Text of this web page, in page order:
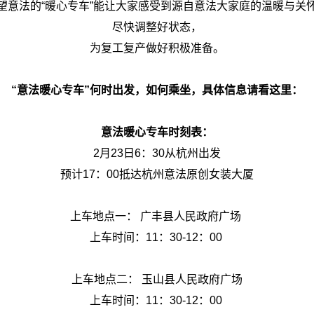
意法的“暖心专车”能让大家感受到源自意法大家庭的温暖与关
尽快调整好状态，
为复工复产做好积极准备。
“意法暖心专车”何时出发，如何乘坐，具体信息请看这里：
意法暖心专车时刻表：
2月23日6：30从杭州出发
预计17：00抵达杭州意法原创女装大厦
上车地点一： 广丰县人民政府广场
上车时间：11：30-12：00
上车地点二： 玉山县人民政府广场
上车时间：11：30-12：00